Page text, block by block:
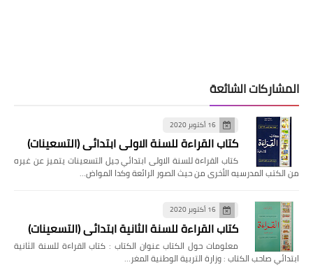
المشاركات الشائعة
16 أكتوبر 2020
كتاب القراءة للسنة الاولى ابتدائي (التسعينات)
كتاب القراءة للسنة الاولى ابتدائي جيل التسعينات يتميز عن غيره
من الكتب المدرسيه الأخرى من حيث الصور الرائعة وكدا المواض…
16 أكتوبر 2020
كتاب القراءة للسنة الثانية ابتدائي (التسعينات)
معلومات حول الكتاب عنوان الكتاب : كتاب القراءة للسنة الثانية
ابتدائي صاحب الكتاب : وزارة التربية الوطنية المغر…